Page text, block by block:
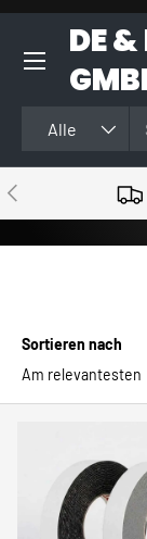
DIREKT ZUM
DE
Alle
VORHERIGE
Sortieren nach
Am relevantesten